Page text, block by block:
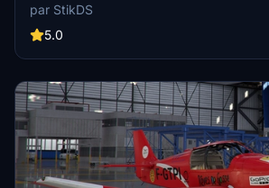
par StikDS
5.0